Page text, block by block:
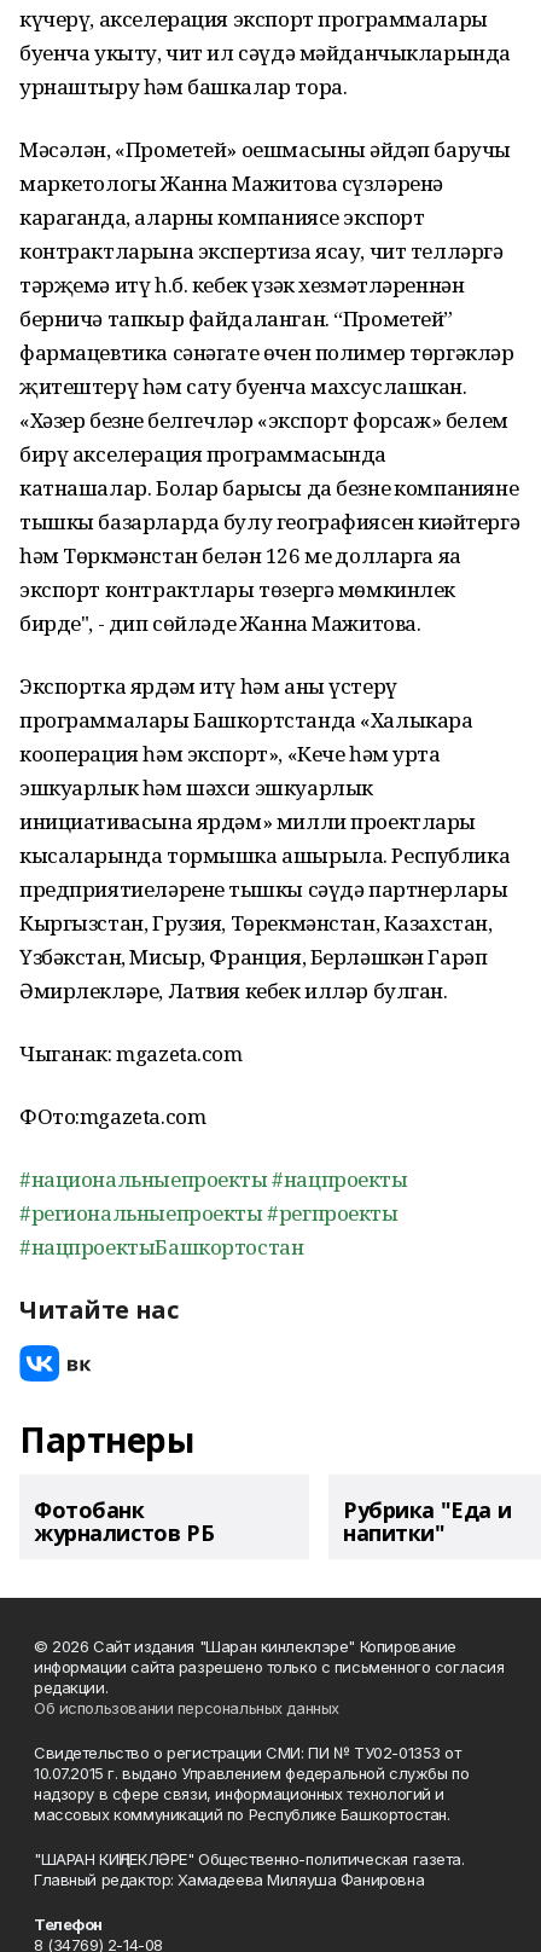
күчерү, акселерация экспорт программалары
буенча укыту, чит ил сәүдә мәйданчыкларында
урнаштыру һәм башкалар тора.
Мәсәлән, «Прометей» оешмасының әйдәп баручы
маркетологы Жанна Мажитова сүзләренә
караганда, аларның компаниясе экспорт
контрактларына экспертиза ясау, чит телләргә
тәрҗемә итү һ.б. кебек үзәк хезмәтләреннән
берничә тапкыр файдаланган. “Прометей”
фармацевтика сәнәгате өчен полимер төргәкләр
җитештерү һәм сату буенча махсуслашкан.
«Хәзер безнең белгечләр «экспорт форсаж» белем
бирү акселерация программасында
катнашалар. Болар барысы да безнең компаниянең
тышкы базарларда булу географиясен киңәйтергә
һәм Төркмәнстан белән 126 мең долларга яңа
экспорт контрактлары төзергә мөмкинлек
бирде", - дип сөйләде Жанна Мажитова.
Экспортка ярдәм итү һәм аны үстерү
программалары Башкортстанда «Халыкара
кооперация һәм экспорт», «Кече һәм урта
эшкуарлык һәм шәхси эшкуарлык
инициативасына ярдәм» милли проектлары
кысаларында тормышка ашырыла. Республика
предприятиеләренең тышкы сәүдә партнерлары
Кыргызстан, Грузия, Төрекмәнстан, Казахстан,
Үзбәкстан, Мисыр, Франция, Берләшкән Гарәп
Әмирлекләре, Латвия кебек илләр булган.
Чыганак: mgazeta.com
ФОто:mgazeta.com
#национальныепроекты#нацпроекты
#региональныепроекты#регпроекты
#нацпроектыБашкортостан
Читайте нас
Партнеры
Фотобанк
журналистов РБ
Рубрика "Еда и
напитки"
© 2026 Сайт издания "Шаран кинлеклэре" Копирование
информации сайта разрешено только с письменного согласия
редакции.
Об использовании персональных данных
Свидетельство о регистрации СМИ: ПИ № ТУ02-01353 от
10.07.2015 г. выдано Управлением федеральной службы по
надзору в сфере связи, информационных технологий и
массовых коммуникаций по Республике Башкортостан.
"ШАРАН КИҢЛЕКЛӘРЕ" Общественно-политическая газета.
Главный редактор: Хамадеева Миляуша Фанировна
Телефон
8 (34769) 2-14-08